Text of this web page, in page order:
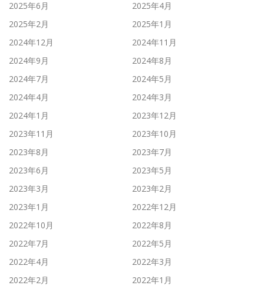
2025年6月
2025年4月
2025年2月
2025年1月
2024年12月
2024年11月
2024年9月
2024年8月
2024年7月
2024年5月
2024年4月
2024年3月
2024年1月
2023年12月
2023年11月
2023年10月
2023年8月
2023年7月
2023年6月
2023年5月
2023年3月
2023年2月
2023年1月
2022年12月
2022年10月
2022年8月
2022年7月
2022年5月
2022年4月
2022年3月
2022年2月
2022年1月